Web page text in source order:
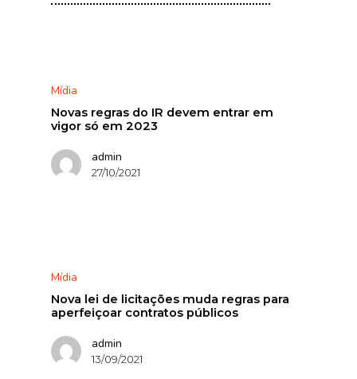
Mídia
Novas regras do IR devem entrar em
vigor só em 2023
admin
27/10/2021
Mídia
Nova lei de licitações muda regras para
aperfeiçoar contratos públicos
admin
13/09/2021